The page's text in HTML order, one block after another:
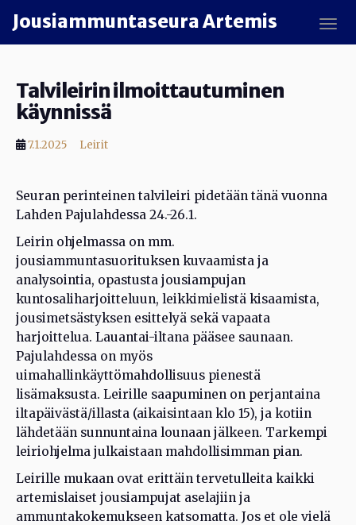
Jousiammuntaseura Artemis
Talvileirin ilmoittautuminen
käynnissä
7.1.2025 Leirit
Seuran perinteinen talvileiri pidetään tänä vuonna
Lahden Pajulahdessa 24.-26.1.
Leirin ohjelmassa on mm.
jousiammuntasuorituksen kuvaamista ja
analysointia, opastusta jousiampujan
kuntosaliharjoitteluun, leikkimielistä kisaamista,
jousimetsästyksen esittelyä sekä vapaata
harjoittelua. Lauantai-iltana pääsee saunaan.
Pajulahdessa on myös
uimahallinkäyttömahdollisuus pienestä
lisämaksusta. Leirille saapuminen on perjantaina
iltapäivästä/illasta (aikaisintaan klo 15), ja kotiin
lähdetään sunnuntaina lounaan jälkeen. Tarkempi
leiriohjelma julkaistaan mahdollisimman pian.
Leirille mukaan ovat erittäin tervetulleita kaikki
artemislaiset jousiampujat aselajiin ja
ammuntakokemukseen katsomatta. Jos et ole vielä